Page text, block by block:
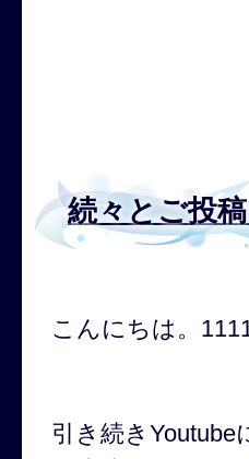
続々とご投
こんにちは。
引き続き